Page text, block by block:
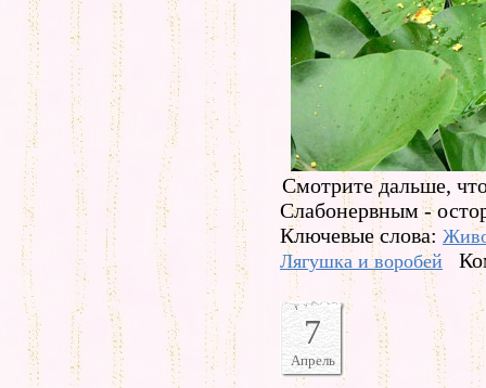
Смотрите дальше,
Слабонервным -
Ключевые слова:
Лягушка и воробей
7
Апрель